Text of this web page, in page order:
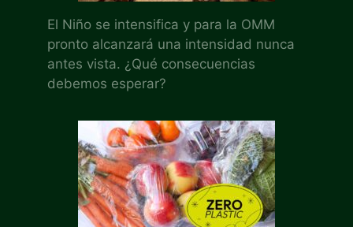
El Niño se intensifica y para la OMM
pronto alcanzará una intensidad nunca
antes vista. ¿Qué consecuencias
debemos esperar?